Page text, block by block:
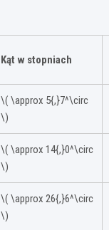
Kąt w stopniach
\( \approx 5{,}7^\circ
\)
\( \approx 14{,}0^\circ
\)
\( \approx 26{,}6^\circ
\)